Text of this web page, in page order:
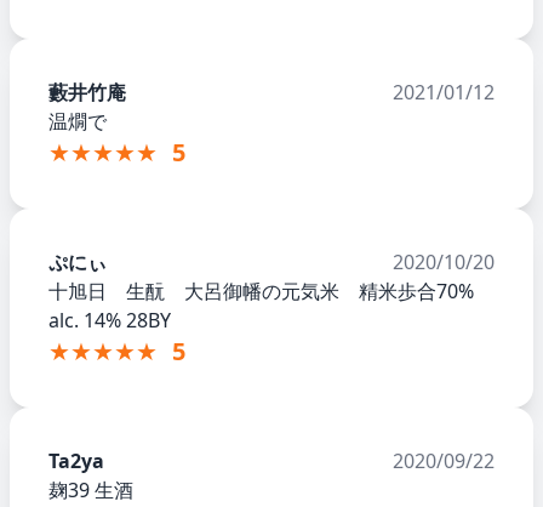
藪井竹庵
2021/01/12
温燗で
★★★★★ 5
ぷにぃ
2020/10/20
十旭日 生酛 大呂御幡の元気米 精米歩合70%
alc. 14% 28BY
★★★★★ 5
Ta2ya
2020/09/22
麹39 生酒